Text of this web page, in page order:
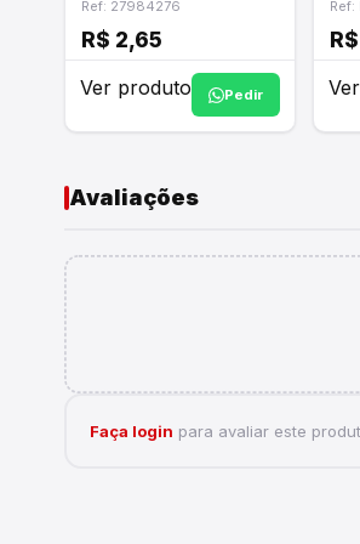
Ref: 27984276
R$ 2,65
Ver produto
Pedir
Ref:
Avaliações
Faça login para avaliar este